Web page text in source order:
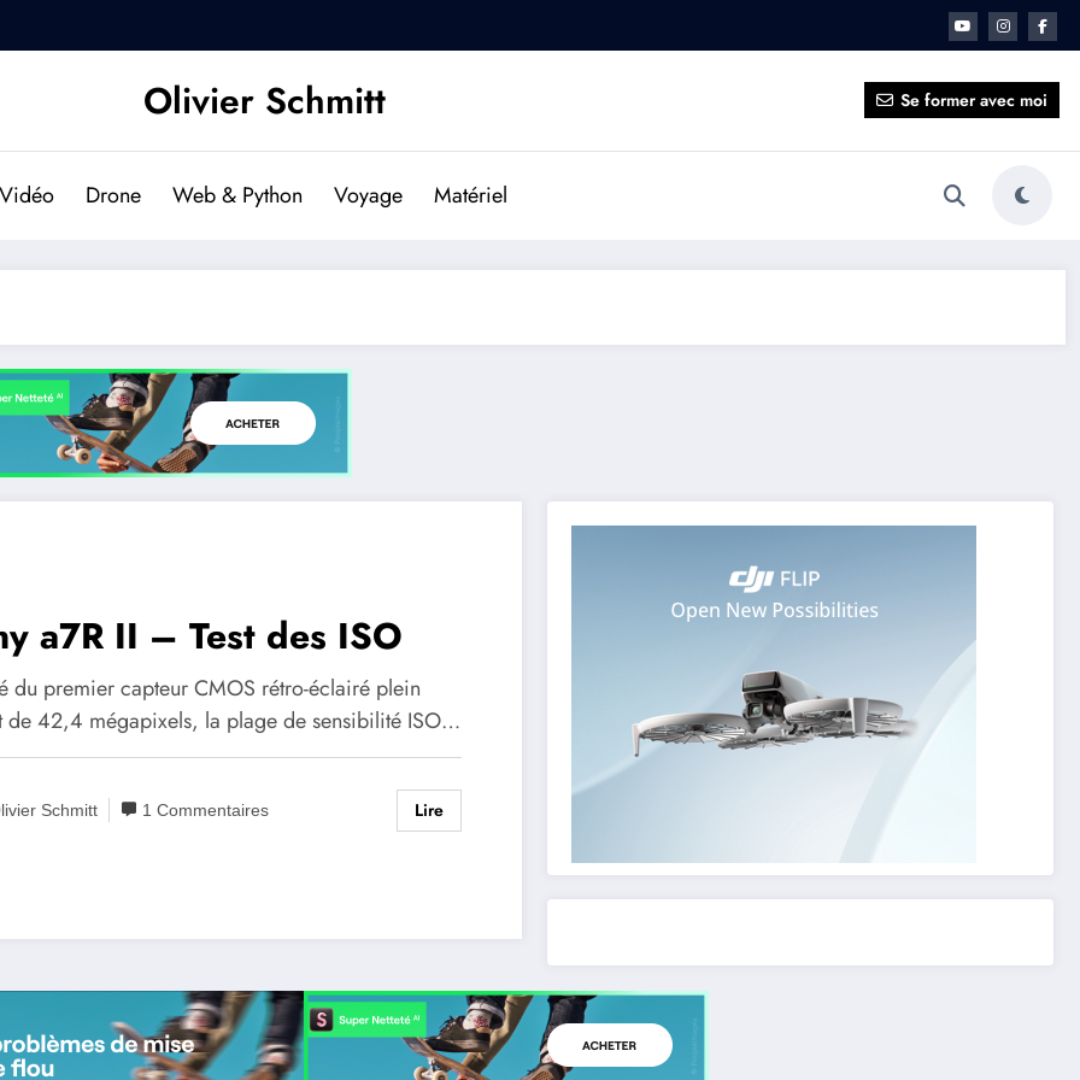
Olivier Schmitt Se former avec moi
Vidéo Drone Web & Python Voyage Matériel
a7R II – Test des ISO
du premier capteur CMOS rétro-éclairé plein
de 42,4 mégapixels, la plage de sensibilité ISO…
Schmitt 1 Commentaires Lire